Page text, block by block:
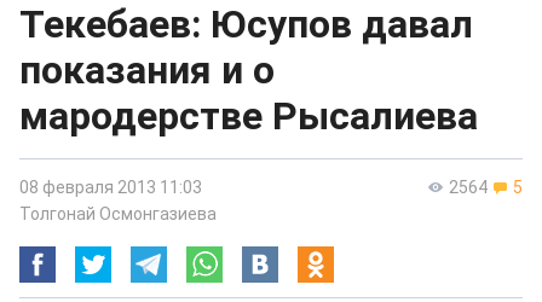
Текебаев: Юсупов давал
показания и о
мародерстве Рысалиева
2564 5
08 февраля 2013 11:03
Толгонай Осмонгазиева